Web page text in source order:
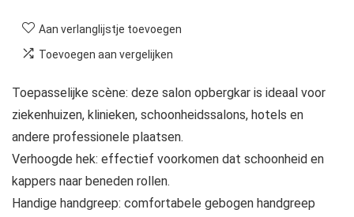
Aan verlanglijstje toevoegen
Toevoegen aan vergelijken
Toepasselijke scène: deze salon opbergkar is ideaal voor
ziekenhuizen, klinieken, schoonheidssalons, hotels en
andere professionele plaatsen.
Verhoogde hek: effectief voorkomen dat schoonheid en
kappers naar beneden rollen.
Handige handgreep: comfortabele gebogen handgreep